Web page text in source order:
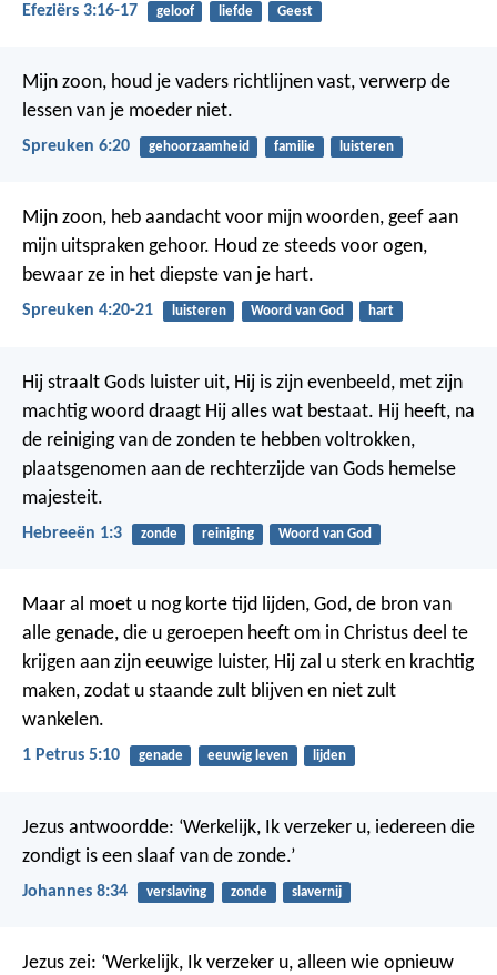
Efeziërs 3:16-17 geloof liefde Geest
Mijn zoon, houd je vaders richtlijnen vast, verwerp de
lessen van je moeder niet.
Spreuken 6:20 gehoorzaamheid familie luisteren
Mijn zoon, heb aandacht voor mijn woorden, geef aan
mijn uitspraken gehoor. Houd ze steeds voor ogen,
bewaar ze in het diepste van je hart.
Spreuken 4:20-21 luisteren Woord van God hart
Hij straalt Gods luister uit, Hij is zijn evenbeeld, met zijn
machtig woord draagt Hij alles wat bestaat. Hij heeft, na
de reiniging van de zonden te hebben voltrokken,
plaatsgenomen aan de rechterzijde van Gods hemelse
majesteit.
Hebreeën 1:3 zonde reiniging Woord van God
Maar al moet u nog korte tijd lijden, God, de bron van
alle genade, die u geroepen heeft om in Christus deel te
krijgen aan zijn eeuwige luister, Hij zal u sterk en krachtig
maken, zodat u staande zult blijven en niet zult
wankelen.
1 Petrus 5:10 genade eeuwig leven lijden
Jezus antwoordde: ‘Werkelijk, Ik verzeker u, iedereen die
zondigt is een slaaf van de zonde.’
Johannes 8:34 verslaving zonde slavernij
Jezus zei: ‘Werkelijk, Ik verzeker u, alleen wie opnieuw